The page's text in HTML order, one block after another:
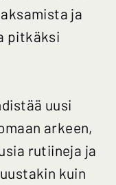
ja
pitkäksi
uusi
arkeen,
rutiineja ja
kuin